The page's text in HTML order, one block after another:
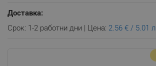
Доставка:
Срок: 1-2 работни дни | Цена: 2.56 € / 5.01